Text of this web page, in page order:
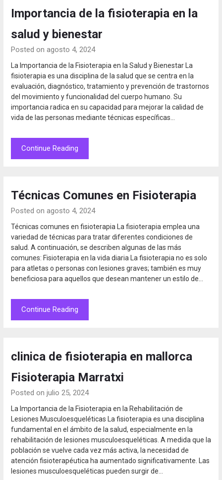
Importancia de la fisioterapia en la
salud y bienestar
Posted on agosto 4, 2024
La Importancia de la Fisioterapia en la Salud y Bienestar La
fisioterapia es una disciplina de la salud que se centra en la
evaluación, diagnóstico, tratamiento y prevención de trastornos
del movimiento y funcionalidad del cuerpo humano. Su
importancia radica en su capacidad para mejorar la calidad de
vida de las personas mediante técnicas específicas…
Continue Reading
Técnicas Comunes en Fisioterapia
Posted on agosto 4, 2024
Técnicas comunes en fisioterapia La fisioterapia emplea una
variedad de técnicas para tratar diferentes condiciones de
salud. A continuación, se describen algunas de las más
comunes: Fisioterapia en la vida diaria La fisioterapia no es solo
para atletas o personas con lesiones graves; también es muy
beneficiosa para aquellos que desean mantener un estilo de…
Continue Reading
clinica de fisioterapia en mallorca
Fisioterapia Marratxi
Posted on julio 25, 2024
La Importancia de la Fisioterapia en la Rehabilitación de
Lesiones Musculoesqueléticas La fisioterapia es una disciplina
fundamental en el ámbito de la salud, especialmente en la
rehabilitación de lesiones musculoesqueléticas. A medida que la
población se vuelve cada vez más activa, la necesidad de
atención fisioterapéutica ha aumentado significativamente. Las
lesiones musculoesqueléticas pueden surgir de…